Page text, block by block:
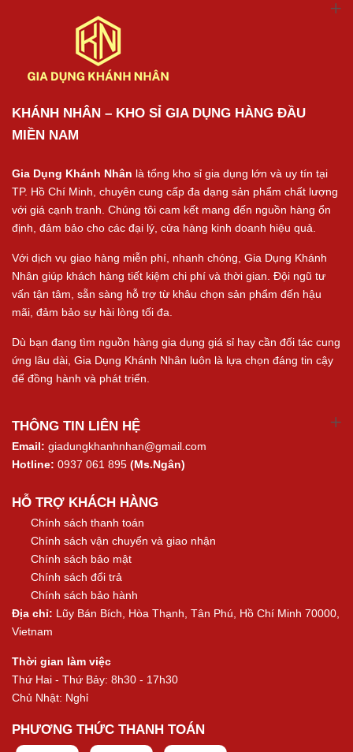
KHÁNH NHÂN – KHO SỈ GIA DỤNG HÀNG ĐẦU
MIỀN NAM
Gia Dụng Khánh Nhân là tổng kho sỉ gia dụng lớn và uy tín tại
TP. Hồ Chí Minh, chuyên cung cấp đa dạng sản phẩm chất lượng
với giá cạnh tranh. Chúng tôi cam kết mang đến nguồn hàng ổn
định, đảm bảo cho các đại lý, cửa hàng kinh doanh hiệu quả.
Với dịch vụ giao hàng miễn phí, nhanh chóng, Gia Dụng Khánh
Nhân giúp khách hàng tiết kiệm chi phí và thời gian. Đội ngũ tư
vấn tận tâm, sẵn sàng hỗ trợ từ khâu chọn sản phẩm đến hậu
mãi, đảm bảo sự hài lòng tối đa.
Dù bạn đang tìm nguồn hàng gia dụng giá sỉ hay cần đối tác cung
ứng lâu dài, Gia Dụng Khánh Nhân luôn là lựa chọn đáng tin cậy
để đồng hành và phát triển.
THÔNG TIN LIÊN HỆ
Email: giadungkhanhnhan@gmail.com
Hotline: 0937 061 895 (Ms.Ngân)
HỖ TRỢ KHÁCH HÀNG
Chính sách thanh toán
Chính sách vận chuyển và giao nhận
Chính sách bảo mật
Chính sách đổi trả
Chính sách bảo hành
Địa chỉ: Lũy Bán Bích, Hòa Thạnh, Tân Phú, Hồ Chí Minh 70000,
Vietnam
Thời gian làm việc
Thứ Hai - Thứ Bảy: 8h30 - 17h30
Chủ Nhật: Nghỉ
PHƯƠNG THỨC THANH TOÁN